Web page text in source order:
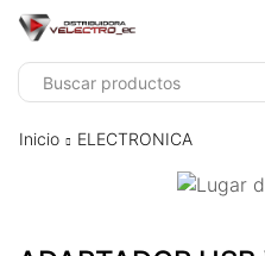
panel
panel
Inicio ELECTRONICA